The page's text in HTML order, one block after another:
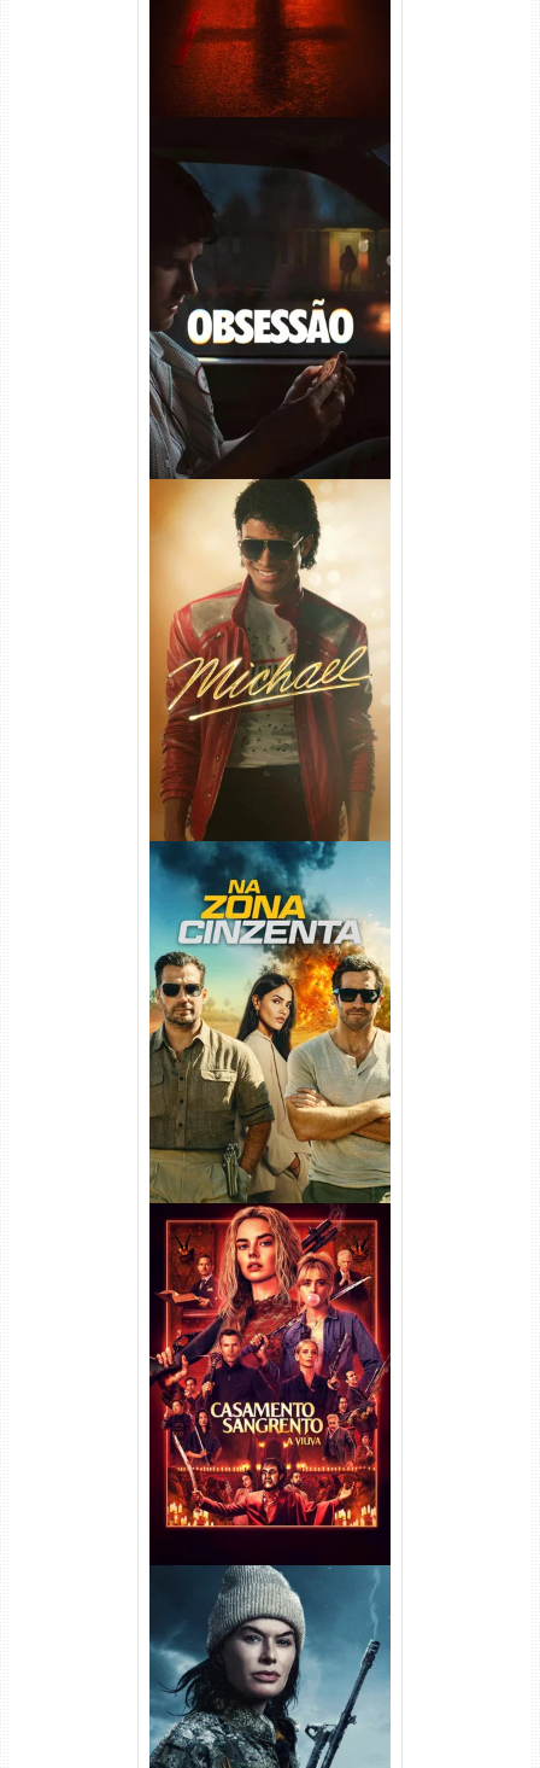
Obsessão Torrent (2026)
WEB-DL 1080p/4K Dual
Áudio
Michael Torrent (2026) WEB-
DL 1080p/4K Dual Áudio
Na Zona Cinzenta Torrent
(2026) WEB-DL 1080p/4K
Dual Áudio
Casamento Sangrento: A
Viúva Torrent (2026) WEB-DL
720p/1080p/4K Dual Áudio
Balística Torrent (2025) WEB-
DL 1080p Dual Áudio